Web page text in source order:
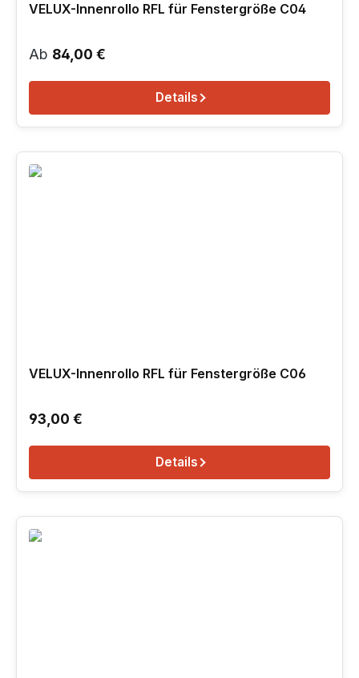
VELUX-Innenrollo RFL für Fenstergröße C04
Regulärer Preis:
Ab 84,00 €
Details
VELUX-Innenrollo RFL für Fenstergröße C06
Regulärer Preis:
93,00 €
Details